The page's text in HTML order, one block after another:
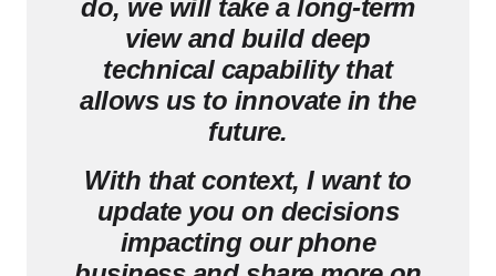
do, we will take a long-term
view and build deep
technical capability that
allows us to innovate in the
future.
With that context, I want to
update you on decisions
impacting our phone